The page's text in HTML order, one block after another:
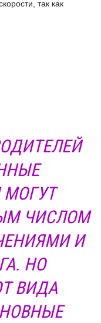
так как
ЧИСЛОМ
И
НО
ВИДА